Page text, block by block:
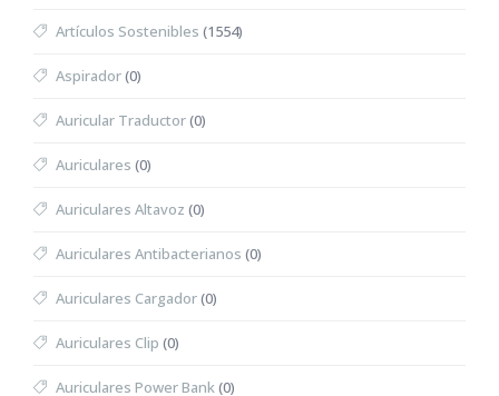
Artículos Sostenibles (1554)
Aspirador(0)
Auricular Traductor(0)
Auriculares (0)
Auriculares Altavoz (0)
Auriculares Antibacterianos (0)
Auriculares Cargador(0)
Auriculares Clip (0)
Auriculares Power Bank(0)